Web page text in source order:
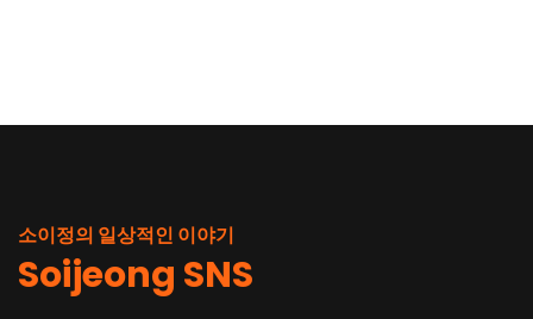
소이정의 일상적인 이야기
Soijeong SNS